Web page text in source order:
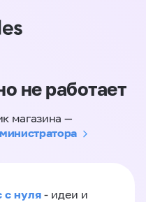
не работает
магазина —
с нуля - идеи и